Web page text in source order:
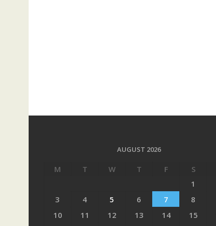
AUGUST 2026
M T W T F S
1
3
4 5 6 7 8
10
11 12 13 14 15